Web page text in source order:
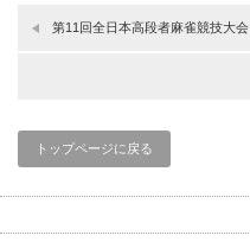
第11回全日本高段者麻雀競技大会
トップページに戻る